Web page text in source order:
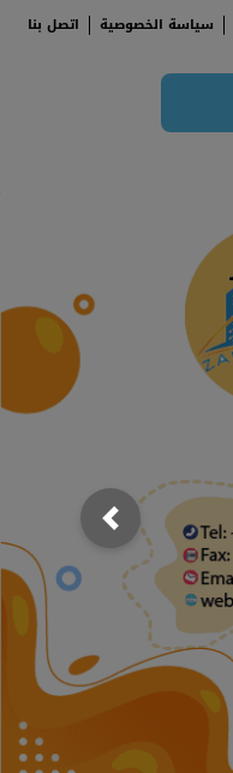
سياسة الخصوصية اتصل بنا
Previous